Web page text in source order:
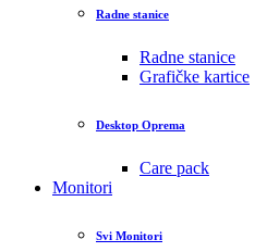
Radne stanice
Radne stanice
Grafičke kartice
Desktop Oprema
Care pack
Monitori
Svi Monitori